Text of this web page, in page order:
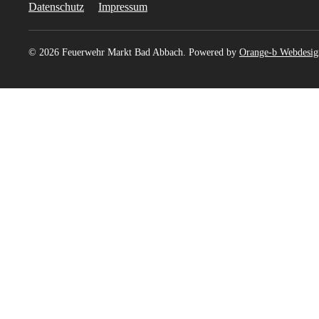
Datenschutz Impressum
© 2026 Feuerwehr Markt Bad Abbach. Powered by Orange-b